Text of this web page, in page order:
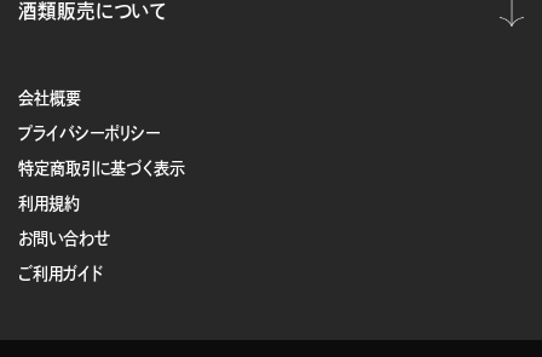
会社概要
プライバシーポリシー
特定商取引に基づく表示
利用規約
お問い合わせ
ご利用ガイド
酒類販売について